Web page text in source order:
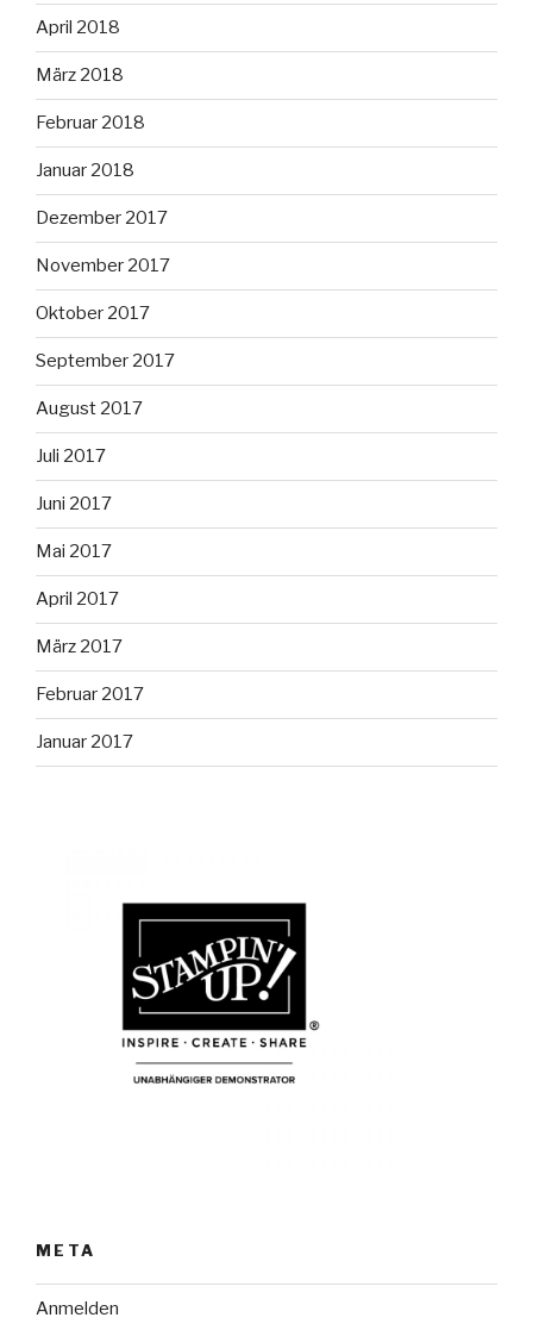
April 2018
März 2018
Februar 2018
Januar 2018
Dezember 2017
November 2017
Oktober 2017
September 2017
August 2017
Juli 2017
Juni 2017
Mai 2017
April 2017
März 2017
Februar 2017
Januar 2017
META
Anmelden